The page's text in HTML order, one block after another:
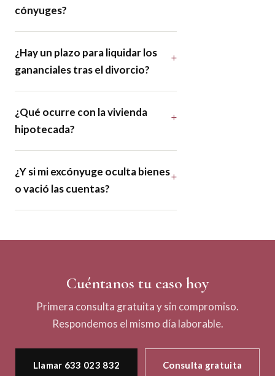
cónyuges?
¿Hay un plazo para liquidar los
gananciales tras el divorcio?
¿Qué ocurre con la vivienda
hipotecada?
¿Y si mi excónyuge oculta bienes
o vació las cuentas?
Cuéntanos tu caso hoy
Primera consulta gratuita y sin compromiso.
Respondemos el mismo día laborable.
Llamar 633 023 832 Consulta gratuita